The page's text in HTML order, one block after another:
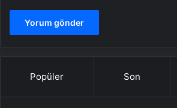
Popüler Son